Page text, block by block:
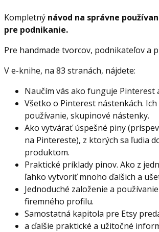
Kompletný návod na správne
pre podnikanie.
Pre handmade tvorcov, podnikateľov a
V e-knihe, na 83 stranách, nájdete:
Naučím vás ako funguje Pinterest
Všetko o Pinterest nástenkách. Ich
používanie, skupinové nástenky.
Ako vytvárať úspešné piny
na Pintereste), z ktorých sa ľudia
produktom.
Praktické príklady pinov. Ako z
ľahko vytvoriť mnoho ďalšich a
Jednoduché založenie a
firemného profilu.
Samostatná kapitola pre Etsy
a ďalšie praktické a užitočné